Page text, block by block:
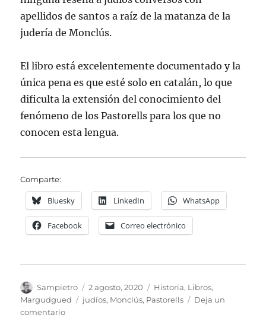
apellidos de santos a raíz de la matanza de la
judería de Monclús.
El libro está excelentemente documentado y la
única pena es que esté solo en catalán, lo que
dificulta la extensión del conocimiento del
fenómeno de los Pastorells para los que no
conocen esta lengua.
Comparte:
Bluesky LinkedIn WhatsApp
Facebook Correo electrónico
Autor
Sampietro
Publicado
el
2 agosto, 2020 Categorías
Historia, Libros,
Margudgued
Etiquetas
judíos, Monclús, Pastorells
Deja un
comentarioen